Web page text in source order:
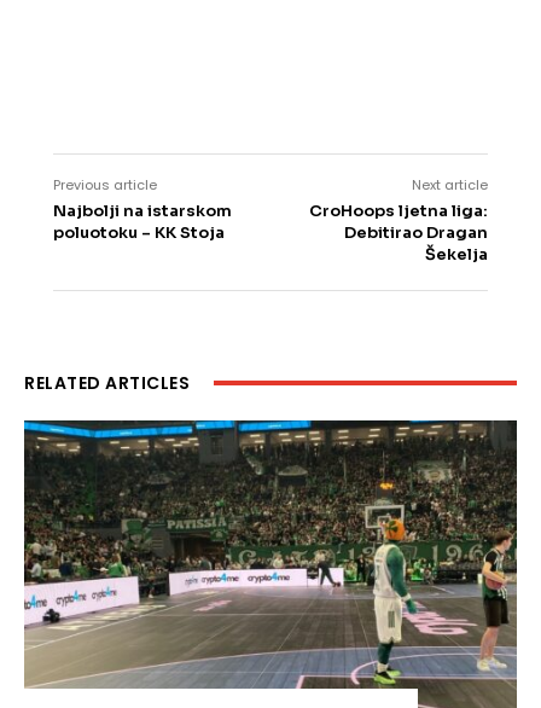
Previous article
Najbolji na istarskom
poluotoku – KK Stoja
Next article
CroHoops ljetna liga:
Debitirao Dragan
Šekelja
RELATED ARTICLES